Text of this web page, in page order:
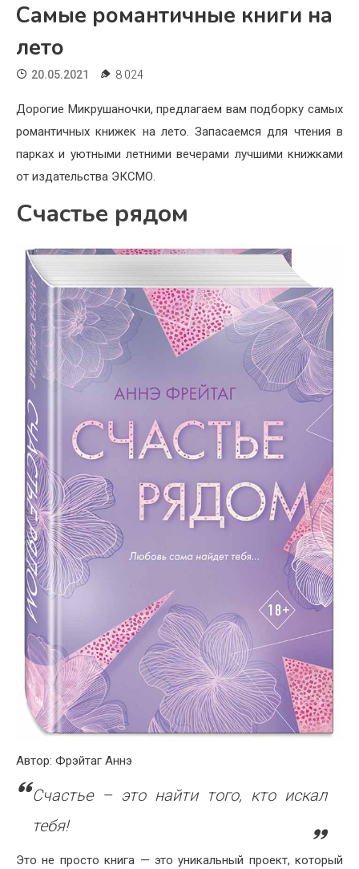
Жизнь
Хобби
Красота
Недвижимость
Самые романтичные книги на
лето
20.05.2021 8 024
Дорогие Микрушаночки, предлагаем вам подборку самых
романтичных книжек на лето. Запасаемся для чтения в
парках и уютными летними вечерами лучшими книжками
от издательства ЭКСМО.
Счастье рядом
Автор: Фрэйтаг Аннэ
Счастье – это найти того, кто искал
тебя!
Это не просто книга — это уникальный проект, который